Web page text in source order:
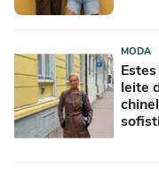
MODA
leite